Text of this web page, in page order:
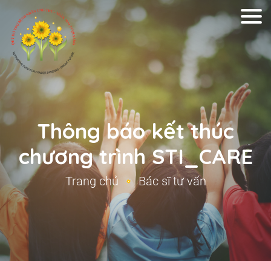
Thông báo kết thúc
chương trình STI_CARE
Trang chủ Bác sĩ tư vấn